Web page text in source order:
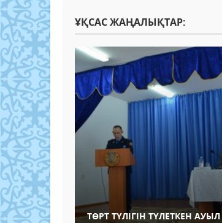
ҰҚСАС ЖАҢАЛЫҚТАР:
ТӨРТ ТҮЛІГІН ТҮЛЕТКЕН АУЫЛ